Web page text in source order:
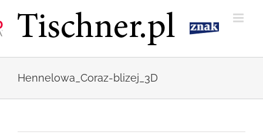
zawartości
Hennelowa_Coraz-blizej_3D